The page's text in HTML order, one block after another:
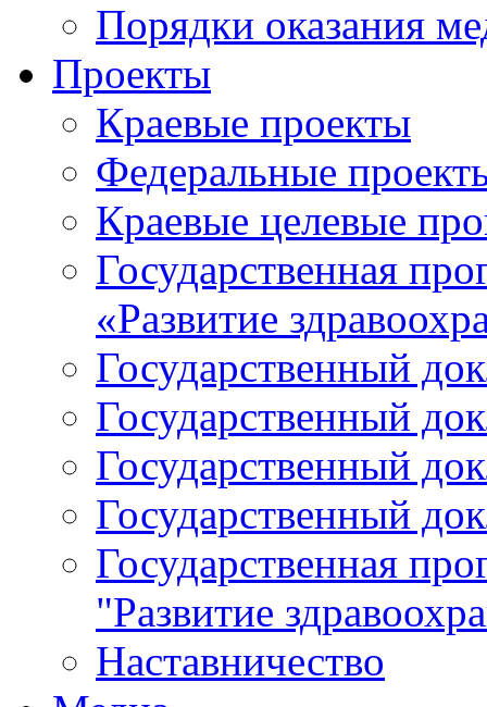
Порядки оказания
Проекты
Краевые проекты
Федеральные
Краевые целевые
Государственная
«Развитие
Государственный
Государственный
Государственный
Государственный
Государственная
"Развитие
Наставничество